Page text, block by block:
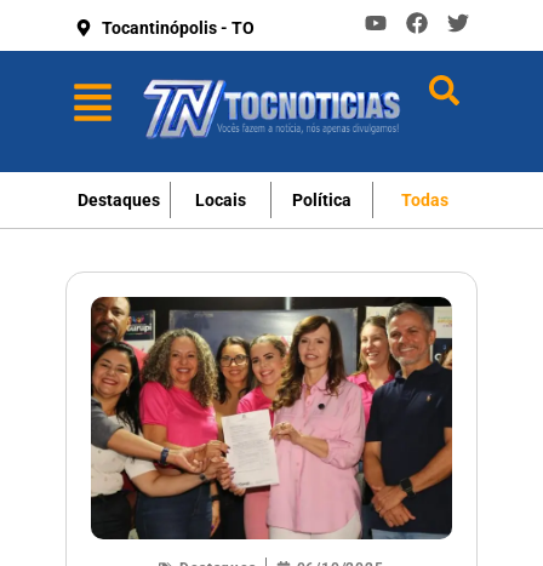
Tocantinópolis - TO
Destaques Locais Política Todas